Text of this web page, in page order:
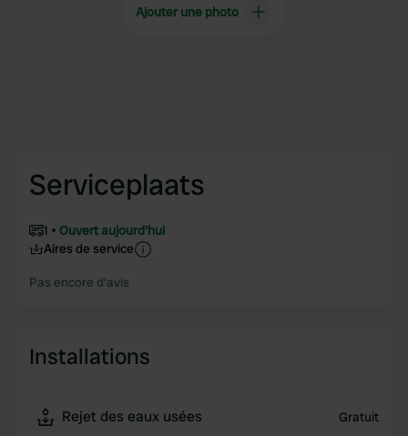
Ajouter une photo
Serviceplaats
1
Ouvert aujourd'hui
Aires de service
Pas encore d'avis
Installations
Rejet des eaux usées Gratuit